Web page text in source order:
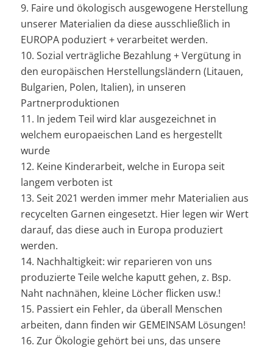
9. Faire und ökologisch ausgewogene Herstellung
unserer Materialien da diese ausschließlich in
EUROPA poduziert + verarbeitet werden.
10. Sozial verträgliche Bezahlung + Vergütung in
den europäischen Herstellungsländern (Litauen,
Bulgarien, Polen, Italien), in unseren
Partnerproduktionen
11. In jedem Teil wird klar ausgezeichnet in
welchem europaeischen Land es hergestellt
wurde
12. Keine Kinderarbeit, welche in Europa seit
langem verboten ist
13. Seit 2021 werden immer mehr Materialien aus
recycelten Garnen eingesetzt. Hier legen wir Wert
darauf, das diese auch in Europa produziert
werden.
14. Nachhaltigkeit: wir reparieren von uns
produzierte Teile welche kaputt gehen, z. Bsp.
Naht nachnähen, kleine Löcher flicken usw.!
15. Passiert ein Fehler, da überall Menschen
arbeiten, dann finden wir GEMEINSAM Lösungen!
16. Zur Ökologie gehört bei uns, das unsere